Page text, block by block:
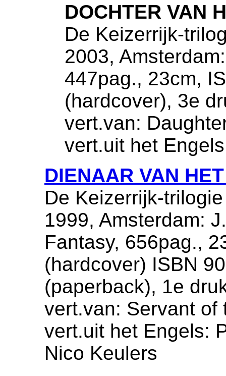
DOCHTER VAN
De Keizerrijk-
2003,
447pag., 23cm,
(hardcover), 3e
vert.van:
vert.uit het
DIENAAR VAN
De Keizerrijk-
1999, Amsterdam:
Fantasy, 656pag.,
(hardcover) ISBN
(paperback), 1e
vert.van: Servant of
vert.uit het Engels:
Nico Keulers